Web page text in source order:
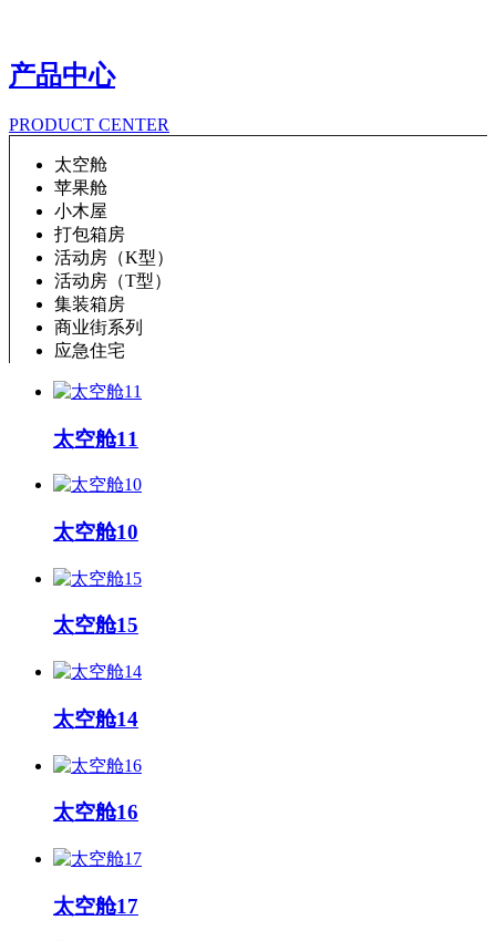
产品中心
PRODUCT CENTER
太空舱
苹果舱
小木屋
打包箱房
活动房（K型）
活动房（T型）
集装箱房
商业街系列
应急住宅
太空舱11
太空舱10
太空舱15
太空舱14
太空舱16
太空舱17